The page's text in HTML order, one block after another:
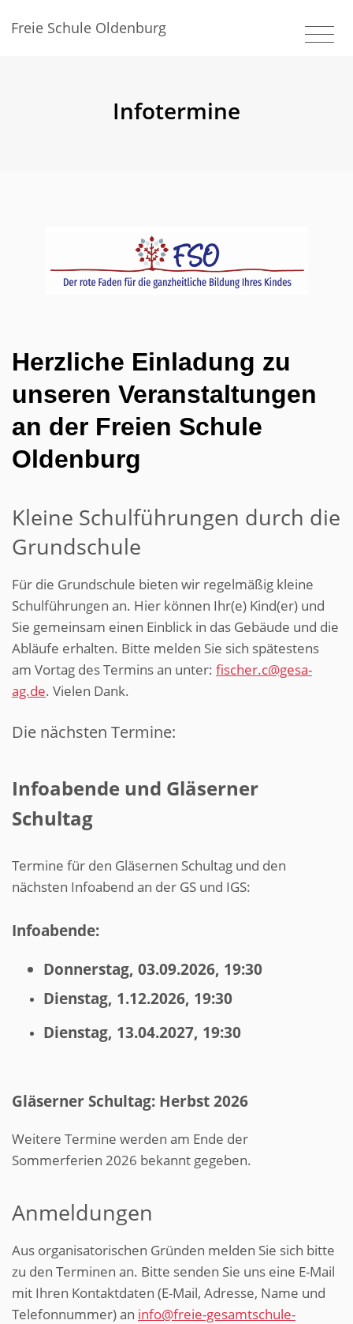
Freie Schule Oldenburg
Infotermine
Herzliche Einladung zu
unseren Veranstaltungen
an der Freien Schule
Oldenburg
Kleine Schulführungen durch die
Grundschule
Für die Grundschule bieten wir regelmäßig kleine
Schulführungen an. Hier können Ihr(e) Kind(er) und
Sie gemeinsam einen Einblick in das Gebäude und die
Abläufe erhalten. Bitte melden Sie sich spätestens
am Vortag des Termins an unter: fischer.c@gesa-
ag.de. Vielen Dank.
Die nächsten Termine:
Infoabende und Gläserner
Schultag
Termine für den Gläsernen Schultag und den
nächsten Infoabend an der GS und IGS:
Infoabende:
Donnerstag, 03.09.2026, 19:30
Dienstag, 1.12.2026, 19:30
Dienstag, 13.04.2027, 19:30
Gläserner Schultag: Herbst 2026
Weitere Termine werden am Ende der
Sommerferien 2026 bekannt gegeben.
Anmeldungen
Aus organisatorischen Gründen melden Sie sich bitte
zu den Terminen an. Bitte senden Sie uns eine E-Mail
mit Ihren Kontaktdaten (E-Mail, Adresse, Name und
Telefonnummer) an info@freie-gesamtschule-